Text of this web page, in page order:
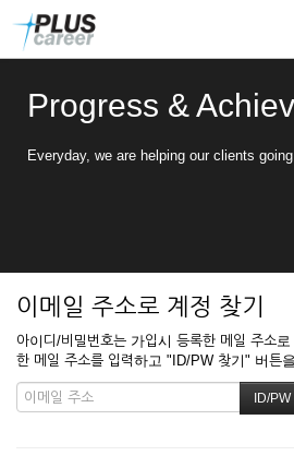
Progress &
Everyday, we are helping our clients
이메일 주소로 계정 찾기
아이디/비밀번호는 가입시 등록한 메일 주소
한 메일 주소를 입력하고 "ID/PW 찾기" 버튼